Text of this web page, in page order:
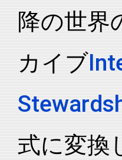
2006161N20275
2006161N20275
2006161N20275
2006161N20275 2006
降の世界
カイブ
式に変換